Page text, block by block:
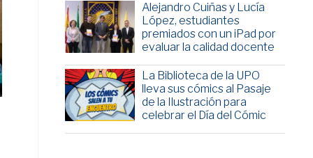
Alejandro Cuiñas y Lucía
López, estudiantes
premiados con un iPad por
evaluar la calidad docente
La Biblioteca de la UPO
lleva sus cómics al Pasaje
de la Ilustración para
celebrar el Día del Cómic